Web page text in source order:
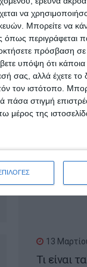
να
Μπορείτε να
περιγράφεται
πρόσβαση σε
υπόψη ότι
σας, αλλά έχετε
τον ιστότοπο.
στιγμή
μέρος της
γίνει
18
13
Τι είναι